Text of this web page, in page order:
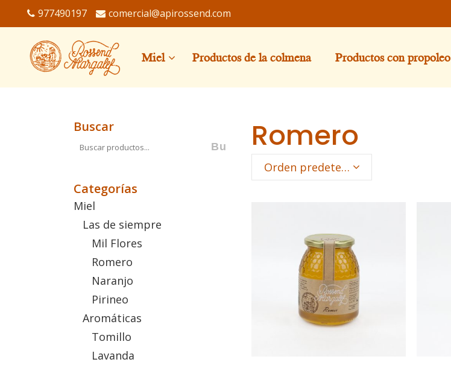
977490197 comercial@apirossend.com
Miel Productos de la colmena Productos con propoleo
Buscar
Categorías
Miel
Las de siempre
Mil Flores
Romero
Naranjo
Pirineo
Aromáticas
Tomillo
Lavanda
Romero
Orden predeterminado